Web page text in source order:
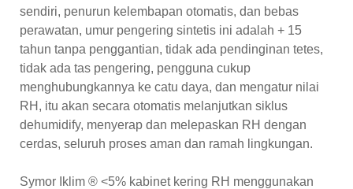
sendiri, penurun kelembapan otomatis, dan bebas
perawatan, umur pengering sintetis ini adalah + 15
tahun tanpa penggantian, tidak ada pendinginan tetes,
tidak ada tas pengering, pengguna cukup
menghubungkannya ke catu daya, dan mengatur nilai
RH, itu akan secara otomatis melanjutkan siklus
dehumidify, menyerap dan melepaskan RH dengan
cerdas, seluruh proses aman dan ramah lingkungan.
Symor Iklim ® <5% kabinet kering RH menggunakan